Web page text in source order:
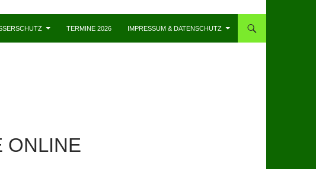
TERMINE 2026 IMPRESSUM & DATENSCHUTZ
ONLINE